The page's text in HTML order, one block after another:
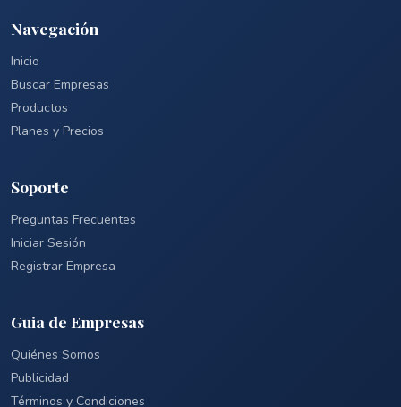
Navegación
Inicio
Buscar Empresas
Productos
Planes y Precios
Soporte
Preguntas Frecuentes
Iniciar Sesión
Registrar Empresa
Guia de Empresas
Quiénes Somos
Publicidad
Términos y Condiciones